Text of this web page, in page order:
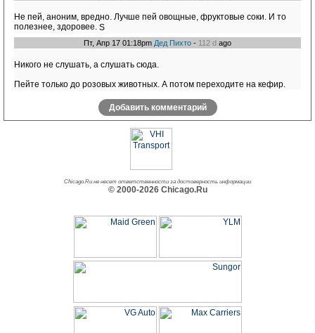
Не пей, аноним, вредно. Лучше пей овощные, фруктовые соки. И то
полезнее, здоровее.
Пт, Апр 17 01:18pm Дед Пихто - 112 d ago
Никого не слушать, а слушать сюда.
Пейте только до розовых животных. А потом переходите на кефир.
Добавить комментарий
Chicago.Ru не несет ответственности за достоверность информации
© 2000-2026 Chicago.Ru